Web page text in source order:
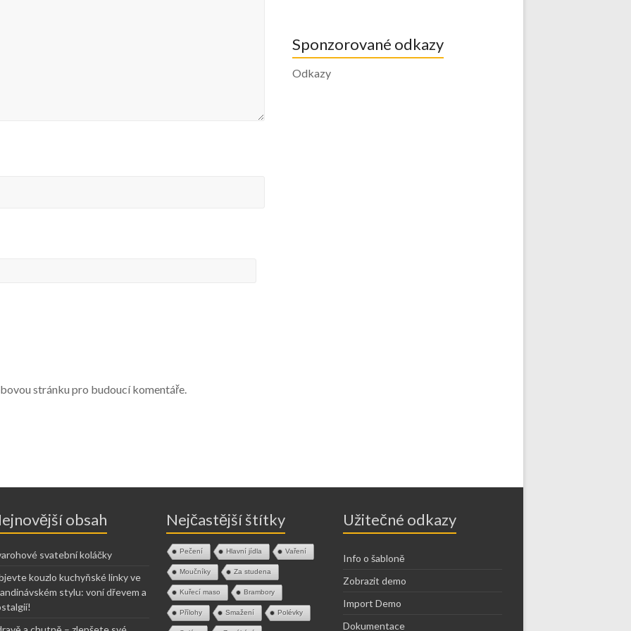
stránku pro budoucí komentáře.
Sponzorované odkazy
Odkazy
obsah
svatební koláčky
kouzlo kuchyňské linky ve
stylu: voní dřevem a
Nejčastější štítky
Pečení Hlavní jídla Vaření
Moučníky Za studena
Kuřecí maso Brambory
Přílohy Smažení Polévky
Užitečné odkazy
Info o šabloně
Zobrazit demo
Import Demo
Dokumentace